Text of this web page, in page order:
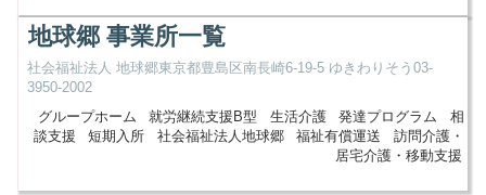
地球郷 事業所一覧
社会福祉法人 地球郷東京都豊島区南長崎6-19-5 ゆきわりそう03-
3950-2002
グループホーム
就労継続支援B型 生活介護 発達プログラム
相
談支援
短期入所 社会福祉法人地球郷 福祉有償運送
訪問介護・
居宅介護・移動支援